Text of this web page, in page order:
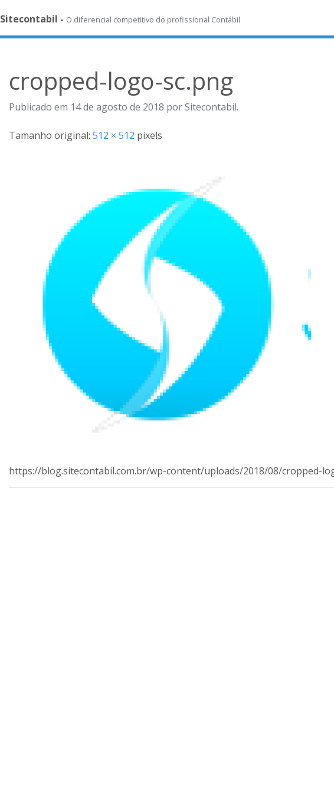
Sitecontabil - O diferencial competitivo do profissional Contábil
cropped-logo-sc.png
Publicado em 14 de agosto de 2018 por Sitecontabil.
Tamanho original: 512 × 512 pixels
https://blog.sitecontabil.com.br/wp-content/uploads/2018/08/cropped-